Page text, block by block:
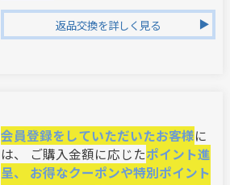
返品交換を詳しく見る
会員登録をしていただいたお客様に
は、 ご購入金額に応じたポイント進
呈、 お得なクーポンや特別ポイント